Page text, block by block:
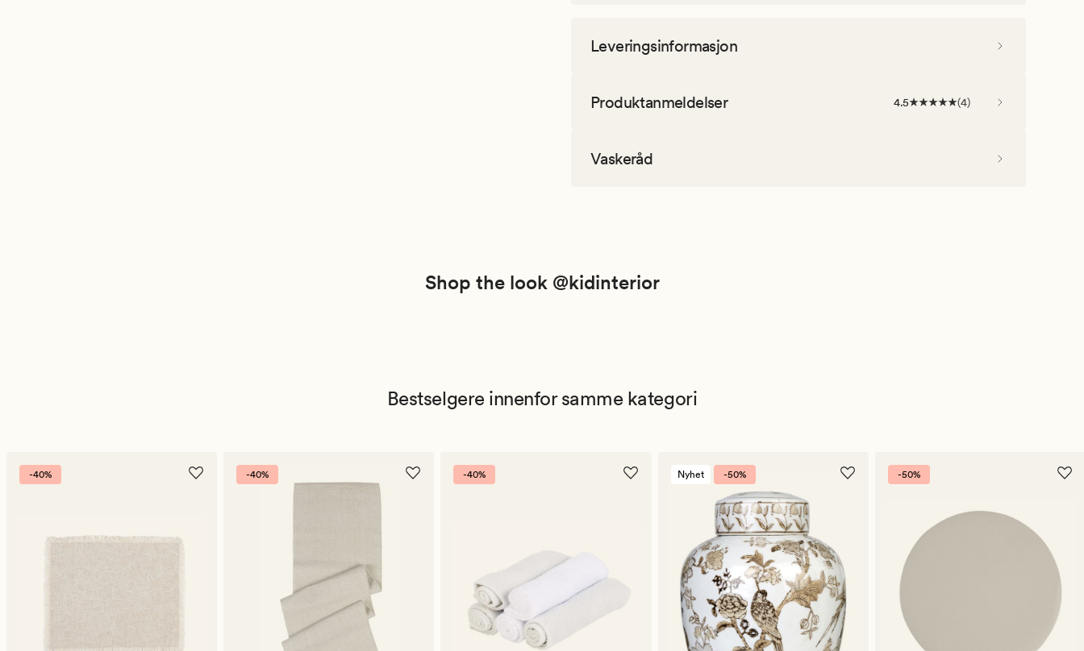
Leveringsinformasjon
Produktanmeldelser 4.5 (4)
Vaskeråd
Shop the look @kidinterior
Bestselgere innenfor samme kategori
-40% -40% -40% Nyhet -50% -50%